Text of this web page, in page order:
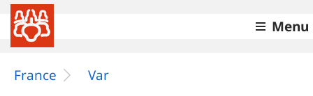
Menu
France Var